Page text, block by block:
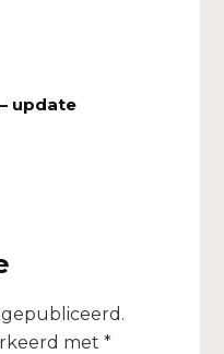
update
met*